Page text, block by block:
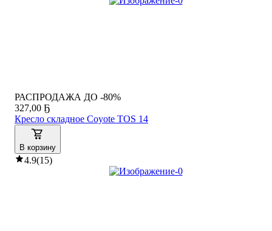
РАСПРОДАЖА ДО -80%
327,00 Ҕ
Кресло складное Coyote TOS 14
В корзину
4.9(15)